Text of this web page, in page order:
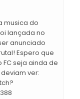
musica do
lançada no
anunciado
Espero que
seja ainda de
ver: